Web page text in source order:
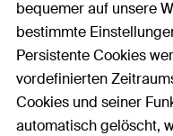
bequemer auf unsere
bestimmte
Persistente Cookies
vordefinierten
Cookies und seiner
automatisch gelöscht,